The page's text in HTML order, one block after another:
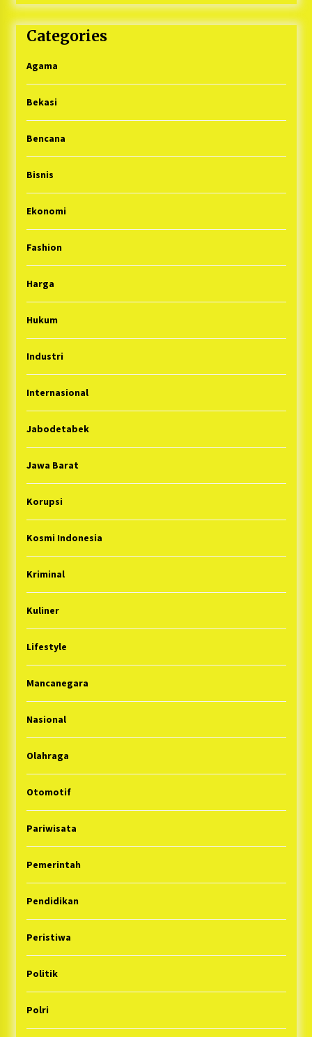
Categories
Agama
Bekasi
Bencana
Bisnis
Ekonomi
Fashion
Harga
Hukum
Industri
Internasional
Jabodetabek
Jawa Barat
Korupsi
Kosmi Indonesia
Kriminal
Kuliner
Lifestyle
Mancanegara
Nasional
Olahraga
Otomotif
Pariwisata
Pemerintah
Pendidikan
Peristiwa
Politik
Polri